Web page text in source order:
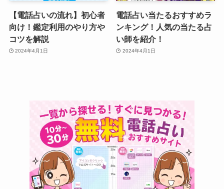
【電話占いの流れ】初心者
向け！鑑定利用のやり方や
コツを解説
2024年4月1日
電話占い当たるおすすめラ
ンキング！人気の当たる占
い師を紹介！
2024年4月1日